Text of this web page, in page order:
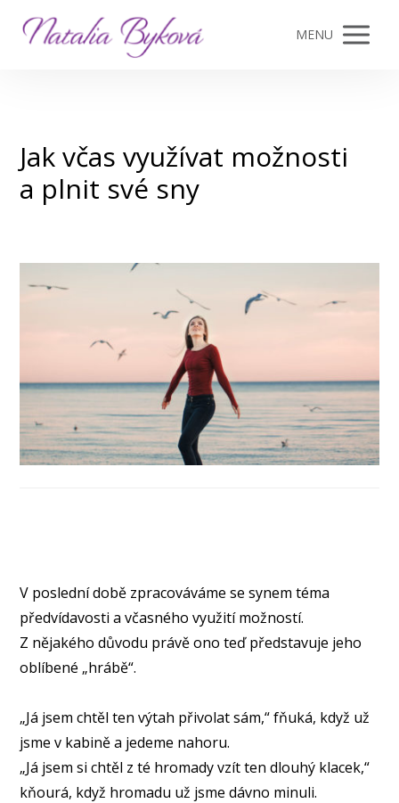
MENU
Jak včas využívat možnosti
a plnit své sny
V poslední době zpracováváme se synem téma
předvídavosti a včasného využití možností.
Z nějakého důvodu právě ono teď představuje jeho
oblíbené „hrábě“.
„Já jsem chtěl ten výtah přivolat sám,“ fňuká, když už
jsme v kabině a jedeme nahoru.
„Já jsem si chtěl z té hromady vzít ten dlouhý klacek,“
kňourá, když hromadu už jsme dávno minuli.